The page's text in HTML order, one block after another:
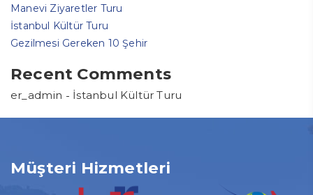
Manevi Ziyaretler Turu
İstanbul Kültür Turu
Gezilmesi Gereken 10 Şehir
Recent Comments
er_admin - İstanbul Kültür Turu
Müşteri Hizmetleri